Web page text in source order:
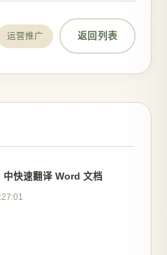
运营推广 返回列表
快速翻译 Word 文档